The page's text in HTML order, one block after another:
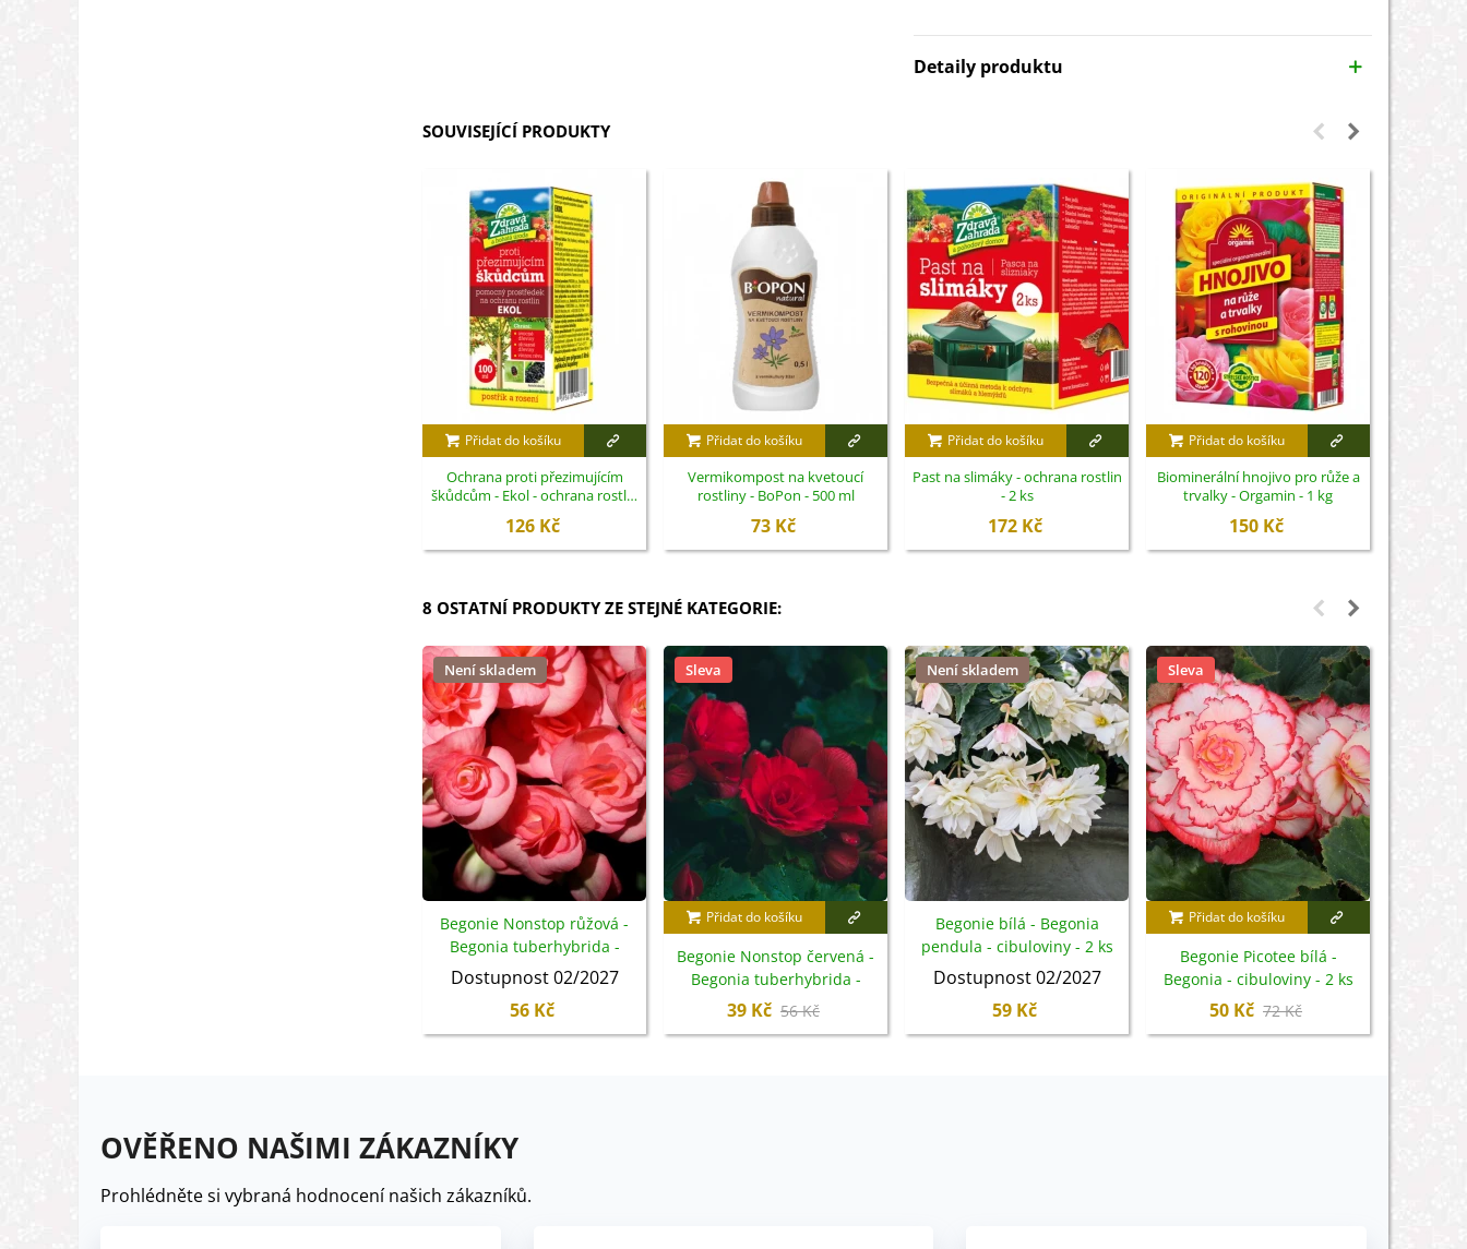
Detaily produktu
SOUVISEJÍCÍ PRODUKTY
Přidat do košíku
Ochrana proti přezimujícím
škůdcům - Ekol - ochrana rostlin
126 Kč
Přidat do košíku
Vermikompost na kvetoucí
rostliny - BoPon - 500 ml
73 Kč
Přidat do košíku
Past na slimáky - ochrana rostlin
- 2 ks
172 Kč
Přidat do košíku
Biominerální hnojivo pro růže a
trvalky - Orgamin - 1 kg
150 Kč
8 OSTATNÍ PRODUKTY ZE STEJNÉ KATEGORIE:
Není skladem
Begonie Nonstop růžová -
Begonia tuberhybrida -
cibuloviny - 2 ks
Dostupnost 02/2027
56 Kč
Sleva
Přidat do košíku
Begonie Nonstop červená -
Begonia tuberhybrida -
cibuloviny - 2 ks
39 Kč 56 Kč
Není skladem
Begonie bílá - Begonia
pendula - cibuloviny - 2 ks
Dostupnost 02/2027
59 Kč
Sleva
Přidat do košíku
Begonie Picotee bílá -
Begonia - cibuloviny - 2 ks
50 Kč 72 Kč
OVĚŘENO NAŠIMI ZÁKAZNÍKY
Prohlédněte si vybraná hodnocení našich zákazníků.